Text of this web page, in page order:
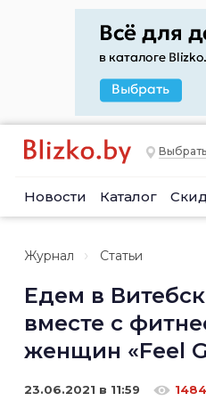
Новости Каталог
Журнал Статьи
Едем в
вместе с
женщин «Feel
23.06.2021 в 11:59 1484